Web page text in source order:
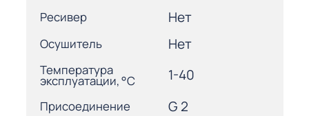
Ресивер Нет
Осушитель Нет
Температура
эксплуатации, °С 1-40
Присоединение G 2